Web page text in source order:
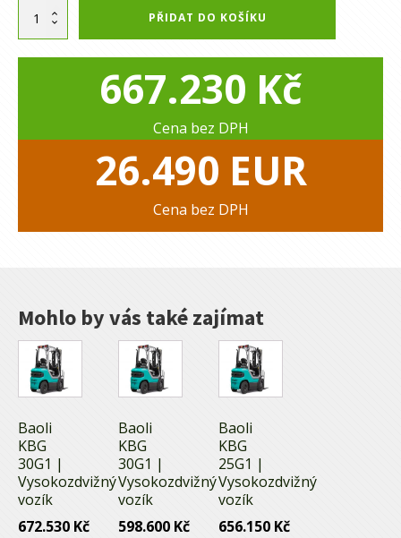
Baoli
PŘIDAT DO KOŠÍKU
Alternative:
667.230 Kč
Cena bez DPH
26.490 EUR
Cena bez DPH
Mohlo by vás také zajímat
Baoli
KBG
30G1 |
Vysokozdvižný
vozík
672.530 Kč
Baoli
KBG
30G1 |
Vysokozdvižný
vozík
598.600 Kč
Baoli
KBG
25G1 |
Vysokozdvižný
vozík
656.150 Kč